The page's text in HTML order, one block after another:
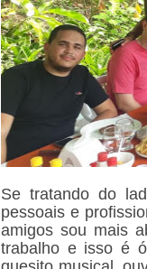
Se tratando do
pessoais e
amigos sou mais
trabalho e isso é